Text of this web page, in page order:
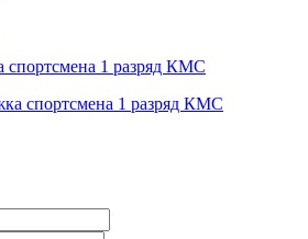
спортсмена 1 разряд КМС